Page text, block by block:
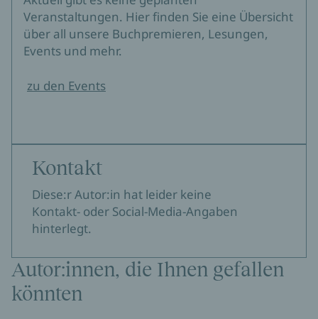
Veranstaltungen. Hier finden Sie eine Übersicht
über all unsere Buchpremieren, Lesungen,
Events und mehr.
zu den Events
Kontakt
Diese:r Autor:in hat leider keine
Kontakt- oder Social-Media-Angaben
hinterlegt.
Autor:innen, die Ihnen gefallen
könnten